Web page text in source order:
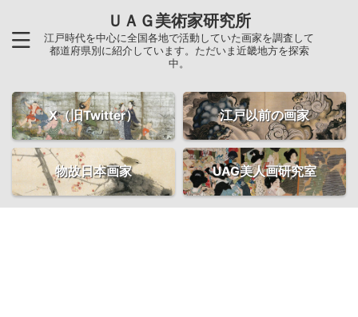
ＵＡＧ美術家研究所
江戸時代を中心に全国各地で活動していた画家を調査して
都道府県別に紹介しています。ただいま近畿地方を探索
中。
X（旧Twitter） 江戸以前の画家
物故日本画家 UAG美人画研究室